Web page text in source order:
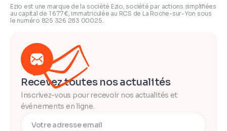
Ezio est une marque de la société Ezio, société par actions simplifiées
au capital de 1 677 €, immatriculée au RCS de La Roche-sur-Yon sous
le numéro 825 326 283 00025.
Recevez toutes nos actualités
Inscrivez-vous pour recevoir nos actualités et
événements en ligne.